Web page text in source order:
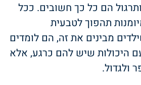
הם כל כך חשובים. ככל
תהפוך לטבעית
מבינים את זה, הם לומדים
היכולות שיש להם כרגע, אלא
ולגדול.